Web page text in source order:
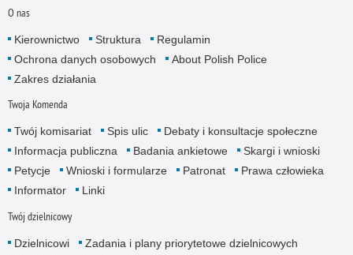
O nas
Kierownictwo Struktura
Regulamin
Ochrona danych osobowych
About Polish Police
Zakres działania
Twoja Komenda
Twój komisariat Spis ulic
Debaty i konsultacje społeczne
Informacja publiczna
Badania ankietowe
Skargi i wnioski
Petycje
Wnioski i formularze Patronat
Prawa człowieka
Informator
Linki
Twój dzielnicowy
Dzielnicowi
Zadania i plany priorytetowe dzielnicowych